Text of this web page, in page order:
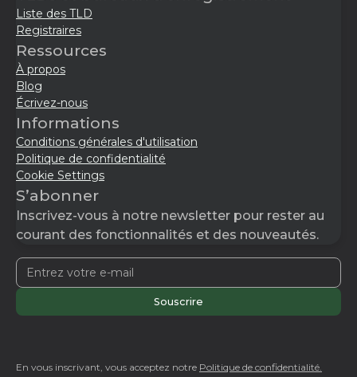
Liste des TLD
Registraires
Ressources
À propos
Blog
Écrivez-nous
Informations
Conditions générales d'utilisation
Politique de confidentialité
Cookie Settings
S’abonner
Inscrivez-vous à notre newsletter pour rester au
courant des fonctionnalités et des nouveautés.
En vous inscrivant, vous acceptez notre Politique de confidentialité.